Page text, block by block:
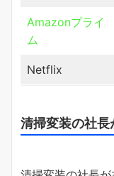
Amazonプライ
ム
Netflix
清掃変装の社